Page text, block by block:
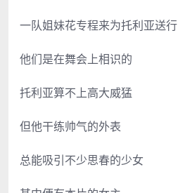
一队姐妹花专程来为托利亚送行
他们是在舞会上相识的
托利亚算不上高大威猛
但他干练帅气的外表
总能吸引不少思春的少女